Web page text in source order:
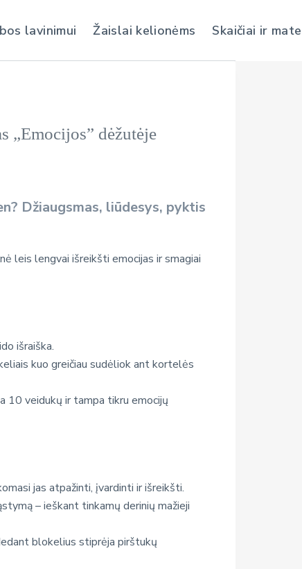
lavinimui Žaislai kelionėms Skaičiai ir
„Emocijos” dėžutėje
Džiaugsmas, liūdesys, pyktis
leis lengvai išreikšti emocijas ir smagiai
išraiška.
kuo greičiau sudėliok ant kortelės
10 veidukų ir tampa tikru emocijų
jas atpažinti, įvardinti ir išreikšti.
– ieškant tinkamų derinių mažieji
blokelius stiprėja pirštukų